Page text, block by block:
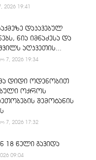
2026 19:41
დაკავებულ
ნია იმნაძესა და
აღკვეთის...
7, 2026 19:34
დიდი ოდენობით
ოქროს
შემოტანის
7, 2026 17:32
18 წელი გავიდა
09:04